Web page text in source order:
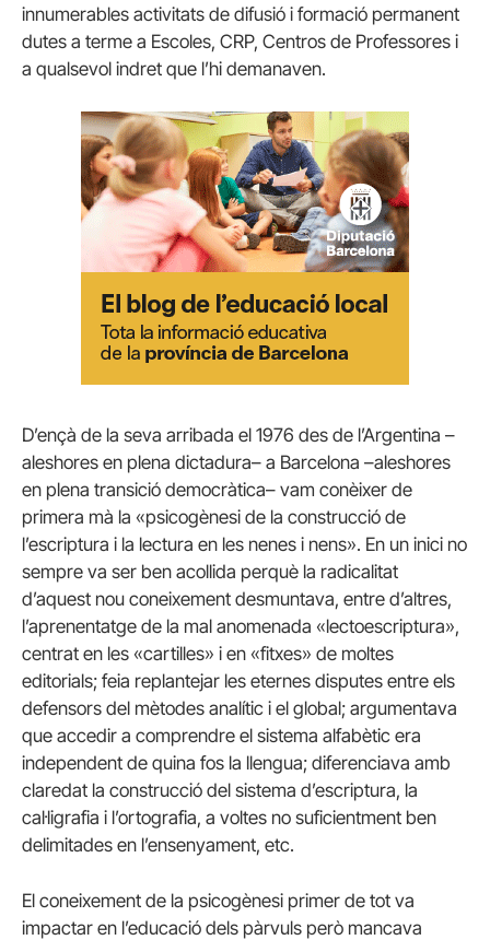
innumerables activitats de difusió i formació permanent
dutes a terme a Escoles, CRP, Centros de Professores i
a qualsevol indret que l’hi demanaven.
D’ençà de la seva arribada el 1976 des de l’Argentina –
aleshores en plena dictadura– a Barcelona –aleshores
en plena transició democràtica– vam conèixer de
primera mà la «psicogènesi de la construcció de
l’escriptura i la lectura en les nenes i nens». En un inici no
sempre va ser ben acollida perquè la radicalitat
d’aquest nou coneixement desmuntava, entre d’altres,
l’aprenentatge de la mal anomenada «lectoescriptura»,
centrat en les «cartilles» i en «fitxes» de moltes
editorials; feia replantejar les eternes disputes entre els
defensors del mètodes analític i el global; argumentava
que accedir a comprendre el sistema alfabètic era
independent de quina fos la llengua; diferenciava amb
claredat la construcció del sistema d’escriptura, la
cal·ligrafia i l’ortografia, a voltes no suficientment ben
delimitades en l’ensenyament, etc.
El coneixement de la psicogènesi primer de tot va
impactar en l’educació dels pàrvuls però mancava